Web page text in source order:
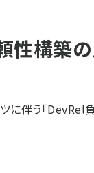
性構築
に伴う「DevRel